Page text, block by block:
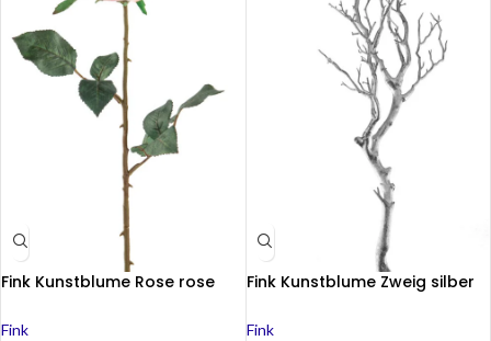
Fink Kunstblume Rose rose
Fink
Fink Kunstblume Zweig silber
Fink